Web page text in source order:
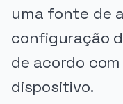
uma fonte de
configuração
de acordo
dispositivo.